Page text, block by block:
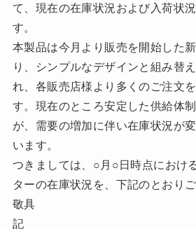
て、現在の在庫状況および入荷状
す。
本製品は今月より販売を開始した
り、シンプルなデザインと組み替
れ、各販売店様より多くのご注文
す。現在のところ安定した供給体
が、需要の増加に伴い在庫状況が
います。
つきましては、○月○日時点におけ
ターの在庫状況を、下記のとおり
敬具
記